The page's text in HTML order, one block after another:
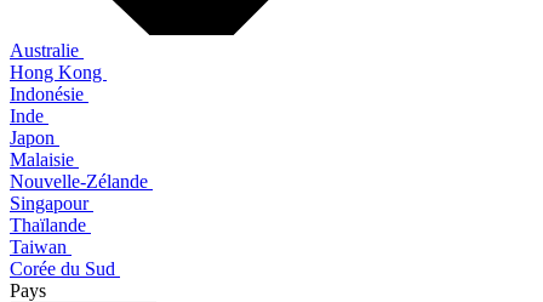
Australie
Hong Kong
Indonésie
Inde
Japon
Malaisie
Nouvelle-Zélande
Singapour
Thaïlande
Taiwan
Corée du Sud
Pays